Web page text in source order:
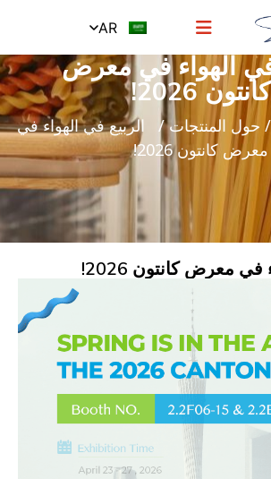
AR
في الهواء في معرض
كانتون 2026!
/ حول المنتجات/ الربيع في الهواء في
معرض كانتون 2026!
معرض كانتون 2026!